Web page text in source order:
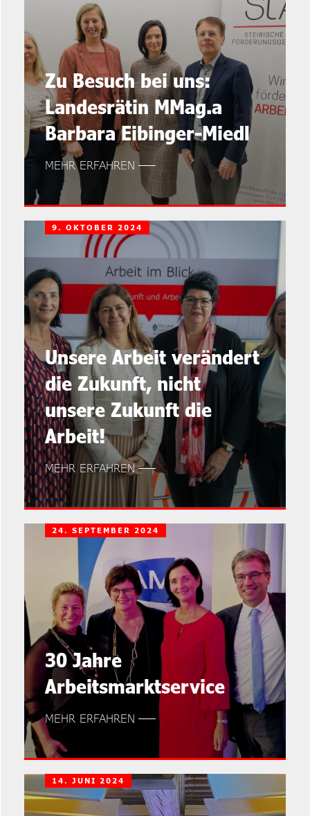
Zu Besuch bei uns:
Landesrätin MMag.a
Barbara Eibinger-Miedl
MEHR ERFAHREN
Unsere Arbeit verändert
die Zukunft, nicht
unsere Zukunft die
Arbeit!
9. OKTOBER 2024
MEHR ERFAHREN
30 Jahre
Arbeitsmarktservice
24. SEPTEMBER 2024
MEHR ERFAHREN
14. JUNI 2024